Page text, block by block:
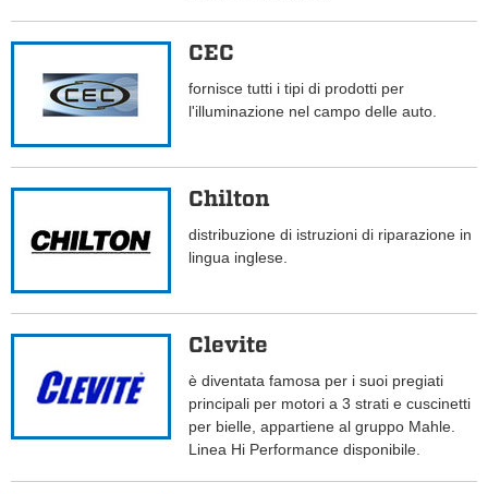
CEC
fornisce tutti i tipi di prodotti per
l'illuminazione nel campo delle auto.
Chilton
distribuzione di istruzioni di riparazione in
lingua inglese.
Clevite
è diventata famosa per i suoi pregiati
principali per motori a 3 strati e cuscinetti
per bielle, appartiene al gruppo Mahle.
Linea Hi Performance disponibile.